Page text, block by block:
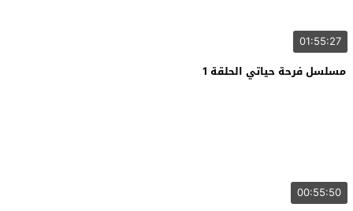
01:55:27
مسلسل فرحة حياتي الحلقة 1
00:55:50